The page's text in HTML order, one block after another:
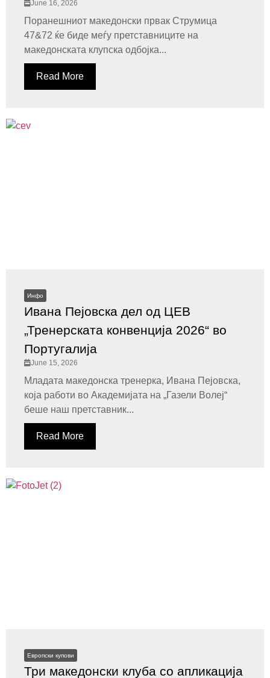
June 16, 2026
Поранешниот македонски првак Струмица
47&72 ќе биде меѓу претставниците на
македонската клупска одбојка...
Read More
Инфо
Ивана Пејовска дел од ЦЕВ
„Тренерската конвенција 2026“ во
Португалија
June 15, 2026
Младата македонска тренерка, Ивана Пејовска,
која работи во Академијата на „Газели Волеј“
беше наш претставник...
Read More
Европски купови
Три македонски клуба со апликација